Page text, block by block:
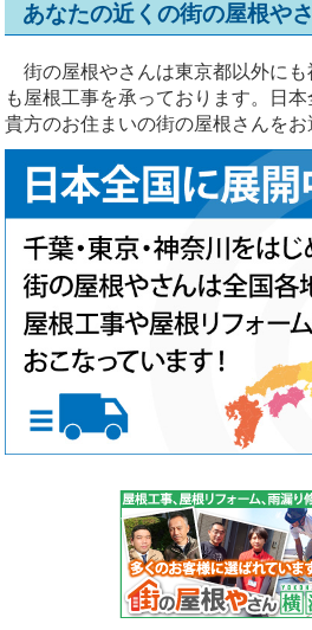
あなたの近くの街の屋根や
街の屋根やさんは東京都以外にも
も屋根工事を承っております。日本
貴方のお住まいの街の屋根さんをお